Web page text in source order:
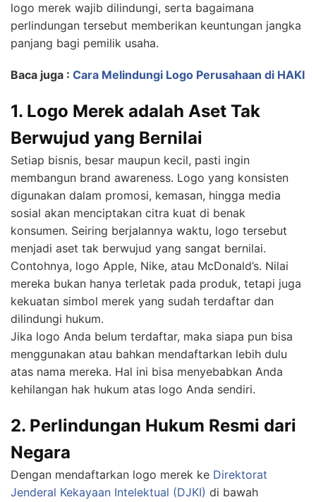
logo merek wajib dilindungi, serta bagaimana
perlindungan tersebut memberikan keuntungan jangka
panjang bagi pemilik usaha.
Baca juga : Cara Melindungi Logo Perusahaan di HAKI
1. Logo Merek adalah Aset Tak
Berwujud yang Bernilai
Setiap bisnis, besar maupun kecil, pasti ingin
membangun brand awareness. Logo yang konsisten
digunakan dalam promosi, kemasan, hingga media
sosial akan menciptakan citra kuat di benak
konsumen. Seiring berjalannya waktu, logo tersebut
menjadi aset tak berwujud yang sangat bernilai.
Contohnya, logo Apple, Nike, atau McDonald’s. Nilai
mereka bukan hanya terletak pada produk, tetapi juga
kekuatan simbol merek yang sudah terdaftar dan
dilindungi hukum.
Jika logo Anda belum terdaftar, maka siapa pun bisa
menggunakan atau bahkan mendaftarkan lebih dulu
atas nama mereka. Hal ini bisa menyebabkan Anda
kehilangan hak hukum atas logo Anda sendiri.
2. Perlindungan Hukum Resmi dari
Negara
Dengan mendaftarkan logo merek ke Direktorat
Jenderal Kekayaan Intelektual (DJKI) di bawah